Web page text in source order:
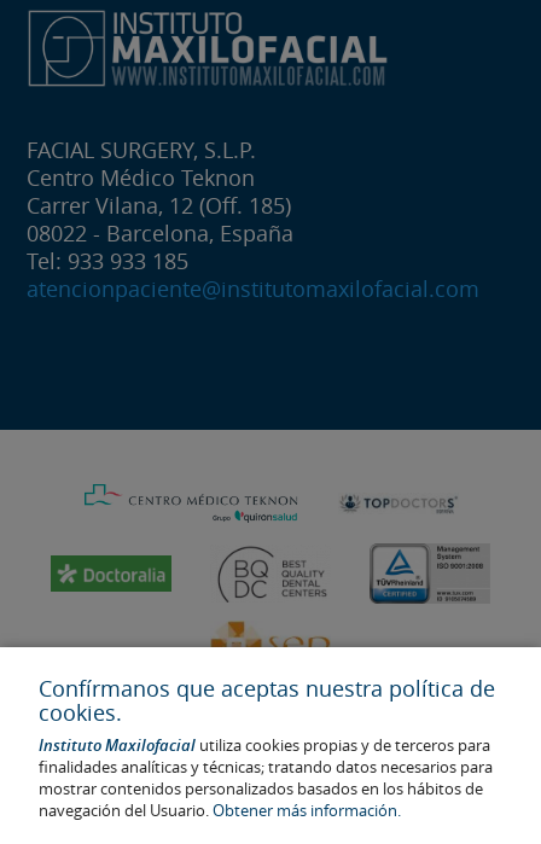
FACIAL SURGERY, S.L.P.
Centro Médico Teknon
Carrer Vilana, 12 (Off. 185)
08022 - Barcelona, España
Tel: 933 933 185
atencionpaciente@institutomaxilofacial.com
Última actualización: 2023
Confírmanos que aceptas nuestra política de
cookies.
Instituto Maxilofacial utiliza cookies propias y de terceros para
finalidades analíticas y técnicas; tratando datos necesarios para
mostrar contenidos personalizados basados en los hábitos de
navegación del Usuario.Obtener más información.